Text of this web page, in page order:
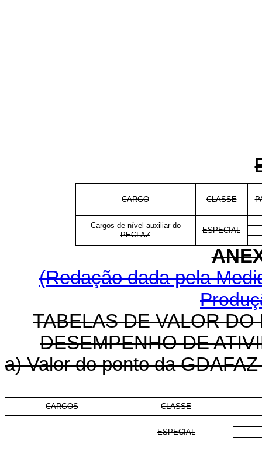
CARGO CLASSE
Cargos de nível auxiliar do
PECFAZ
ESPECIAL
(Redação dada pela
TABELAS DE VALOR
DESEMPENHO DE
a) Valor do ponto da
CARGOS CLASSE
ESPECIAL